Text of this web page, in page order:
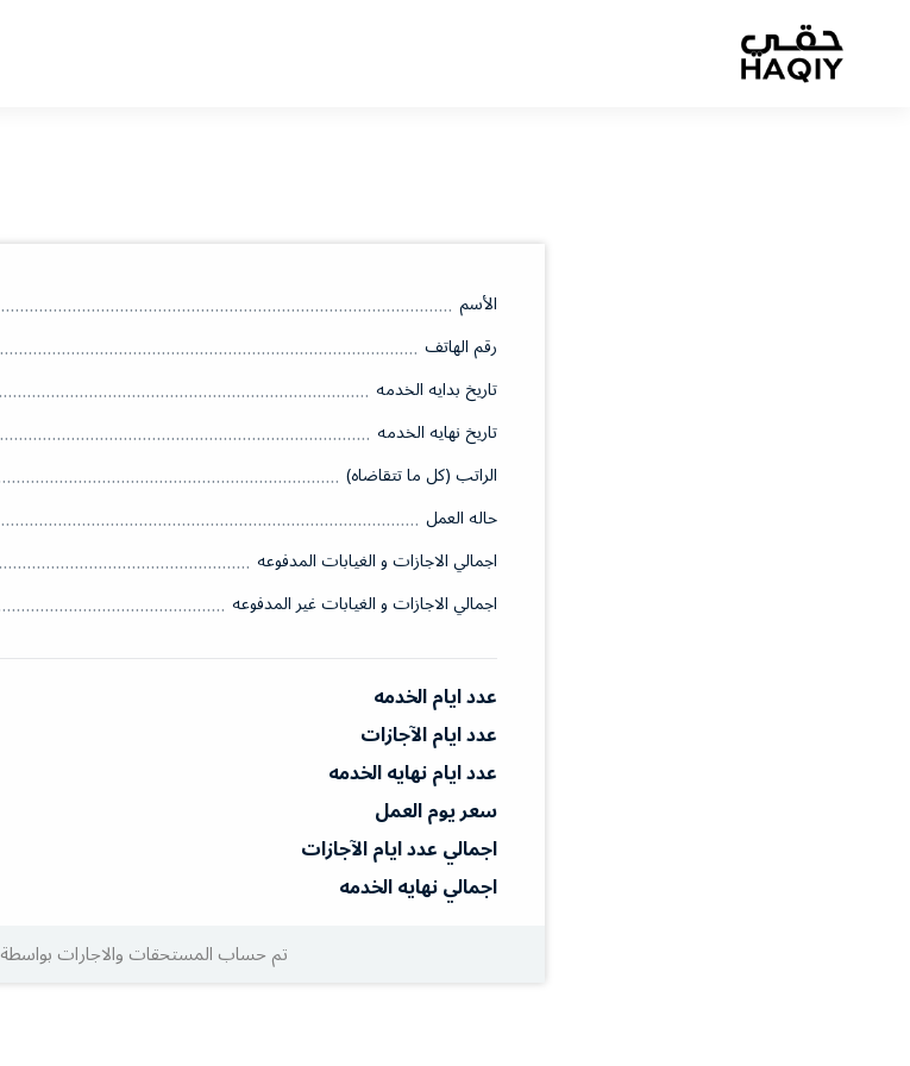
الأسم
رقم الهاتف
تاريخ بدايه الخدمه
تاريخ نهايه الخدمه
الراتب (كل ما تتقاضاه)
حاله العمل
اجمالي الاجازات و الغيابات المدفوعه
اجمالي الاجازات و الغيابات غير المدفوعه
عدد ايام الخدمه
عدد ايام الآجازات
عدد ايام نهايه الخدمه
سعر يوم العمل
اجمالي عدد ايام الآجازات
اجمالي نهايه الخدمه
تم حساب المستحقات والاجارات بواسطة